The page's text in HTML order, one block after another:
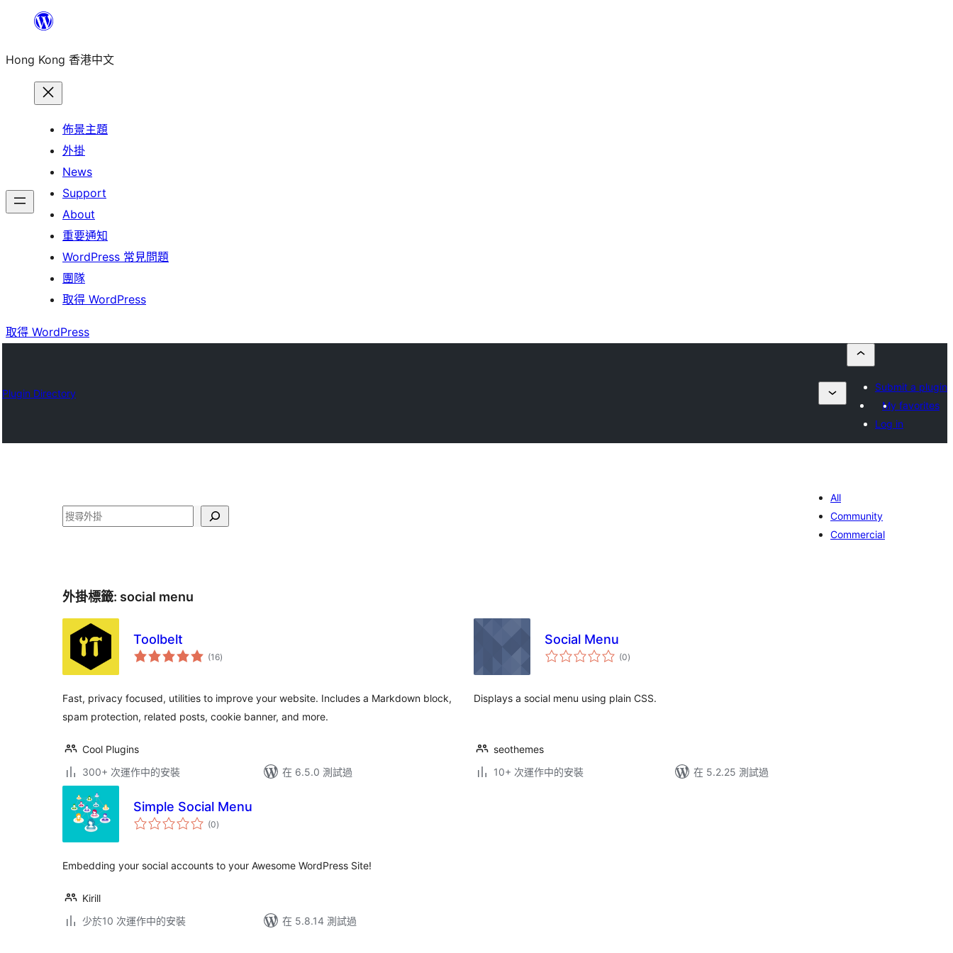
主
Hong Kong 香港中文
佈景主題
外掛
News
Support
About
重要通知
WordPress 常見問題
團隊
取得 WordPress
取得 WordPress
Plugin Directory
Submit a plugin
My favorites
Log in
搜
All
Community
Commercial
外掛標籤: social menu
Toolbelt
(16總
評)
Fast, privacy focused, utilities to improve your website. Includes a Markdown block,
spam protection, related posts, cookie banner, and more.
Cool Plugins
300+ 次運作中的安裝
在 6.5.0 測試過
Social Menu
(0總
評)
Displays a social menu using plain CSS.
seothemes
10+ 次運作中的安裝
在 5.2.25 測試過
Simple Social Menu
(0總
評)
Embedding your social accounts to your Awesome WordPress Site!
Kirill
少於10 次運作中的安裝
在 5.8.14 測試過